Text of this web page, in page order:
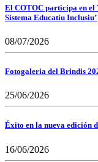
El COTOC participa en el
Sistema Educatiu Inclusiu’
08/07/2026
Fotogaleria del Brindis
25/06/2026
Éxito en la nueva edición
16/06/2026